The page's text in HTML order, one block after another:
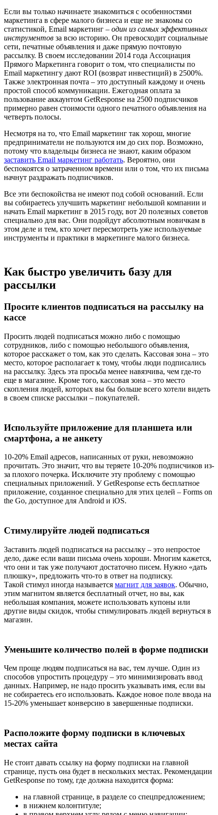
Если вы только начинаете знакомиться с особенностями
маркетинга в сфере малого бизнеса и еще не знакомы со
статистикой, Email маркетинг – один из самых эффективных
инструментов за всю историю. Он превосходит социальные
сети, печатные объявления и даже прямую почтовую
рассылку. В своем исследовании 2014 года Ассоциация
Прямого Маркетинга говорит о том, что специалисты по
Email маркетингу дают ROI (возврат инвестиций) в 2500%.
Также электронная почта – это доступный каждому и очень
простой способ коммуникации. Ежегодная оплата за
пользование аккаунтом GetResponse на 2500 подписчиков
примерно равен стоимости одного печатного объявления на
четверть полосы.
Несмотря на то, что Email маркетинг так хорош, многие
предприниматели не пользуются им до сих пор. Возможно,
потому что владельцы бизнеса не знают, каким образом
заставить Email маркетинг работать. Вероятно, они
беспокоятся о затраченном времени или о том, что их письма
начнут раздражать подписчиков.
Все эти беспокойства не имеют под собой оснований. Если
вы собираетесь улучшить маркетинг небольшой компании и
начать Email маркетинг в 2015 году, вот 20 полезных советов
специально для вас. Они подойдут абсолютным новичкам в
этом деле и тем, кто хочет пересмотреть уже используемые
инструменты и практики в маркетинге малого бизнеса.
Как быстро увеличить базу для
рассылки
Просите клиентов подписаться на рассылку на
кассе
Просить людей подписаться можно либо с помощью
сотрудников, либо с помощью небольшого объявления,
которое расскажет о том, как это сделать. Кассовая зона – это
место, которое располагает к тому, чтобы люди подписались
на рассылку. Здесь эта просьба менее навязчива, чем где-то
еще в магазине. Кроме того, кассовая зона – это место
скопления людей, которых вы бы больше всего хотели видеть
в своем списке рассылки – покупателей.
Используйте приложение для планшета или
смартфона, а не анкету
10-20% Email адресов, написанных от руки, невозможно
прочитать. Это значит, что вы теряете 10-20% подписчиков из-
за плохого почерка. Исключите эту проблему с помощью
специальных приложений. У GetResponse есть бесплатное
приложение, созданное специально для этих целей – Forms on
the Go, доступное для Android и iOS.
Стимулируйте людей подписаться
Заставить людей подписаться на рассылку – это непростое
дело, даже если ваши письма очень хороши. Многим кажется,
что они и так уже получают достаточно писем. Нужно «дать
плюшку», предложить что-то в ответ на подписку.
Такой стимул иногда называется магнит для заявок. Обычно,
этим магнитом является бесплатный отчет, но вы, как
небольшая компания, можете использовать купоны или
другие виды скидок, чтобы стимулировать людей вернуться в
магазин.
Уменьшите количество полей в форме подписки
Чем проще людям подписаться на вас, тем лучше. Один из
способов упростить процедуру – это минимизировать ввод
данных. Например, не надо просить указывать имя, если вы
не собираетесь его использовать. Каждое новое поле ввода на
15-20% уменьшает конверсию в завершенные подписки.
Расположите форму подписки в ключевых
местах сайта
Не стоит давать ссылку на форму подписки на главной
странице, пусть она будет в нескольких местах. Рекомендации
GetResponse по тому, где должна находится форма:
на главной странице, в разделе со спецпредложением;
в нижнем колонтитуле;